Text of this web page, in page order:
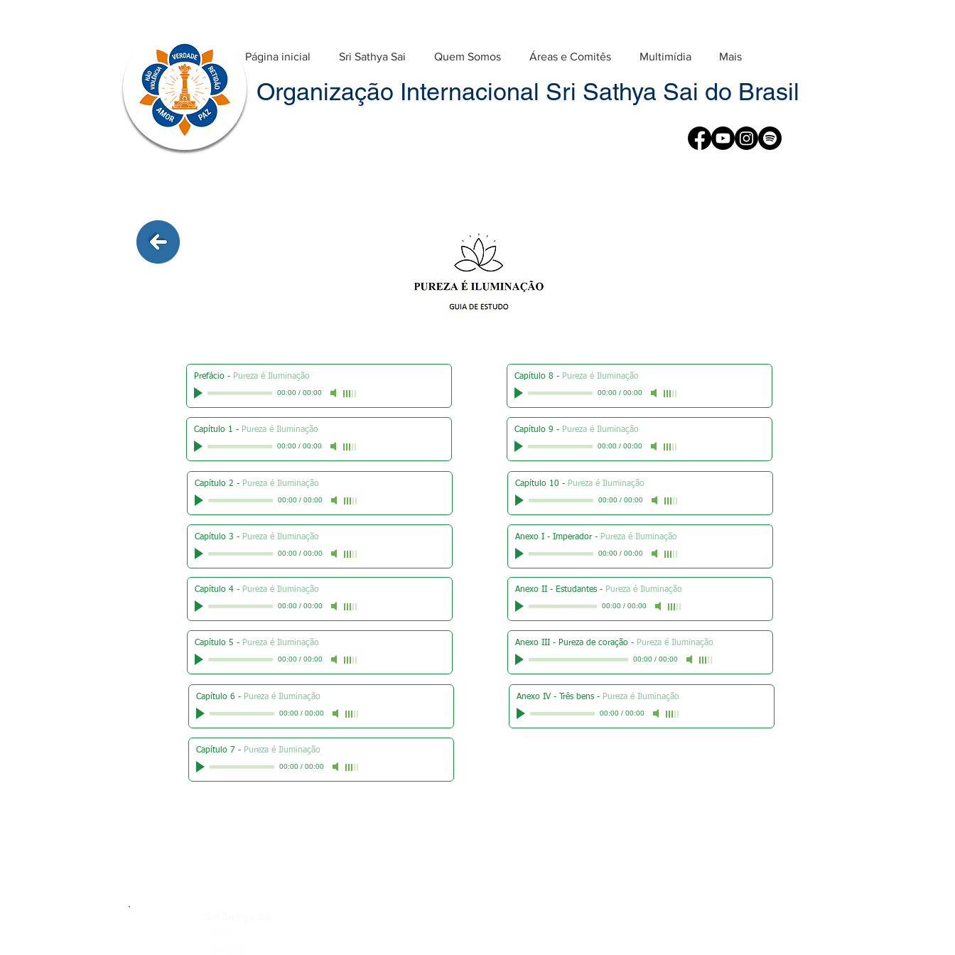
Página inicial Sri Sathya Sai Quem Somos Áreas e Comitês Multimídia Mais
Organização Internacional Sri Sathya Sai do Brasil
Prefácio - Pureza é Iluminação
00:00/ 00:00
Capítulo 1 - Pureza é Iluminação
00:00/ 00:00
Capítulo 2 - Pureza é Iluminação
00:00/ 00:00
Capítulo 3 - Pureza é Iluminação
00:00/ 00:00
Capítulo 4 - Pureza é Iluminação
00:00/ 00:00
Capítulo 5 - Pureza é Iluminação
00:00/ 00:00
Capítulo 6 - Pureza é Iluminação
00:00/ 00:00
Capítulo 8 - Pureza é Iluminação
00:00/ 00:00
Capítulo 9 - Pureza é Iluminação
00:00/ 00:00
Capítulo 10 - Pureza é Iluminação
00:00/ 00:00
Anexo I - Imperador- Pureza é Iluminação
00:00/ 00:00
Anexo II - Estudantes - Pureza é Iluminação
00:00/ 00:00
Anexo III - Pureza de coração - Pureza é Iluminação
00:00/ 00:00
Anexo IV - Três bens - Pureza é Iluminação
00:00/ 00:00
Capítulo 7 - Pureza é Iluminação
00:00/ 00:00